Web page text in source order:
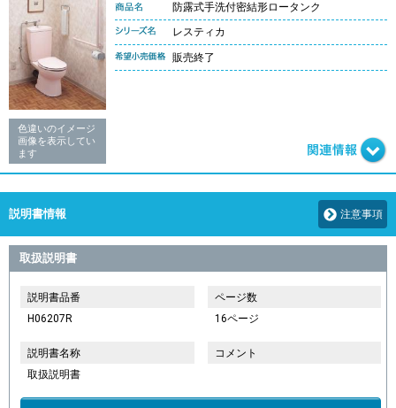
色違いのイメージ
画像を表示してい
ます
防露式手洗付密結形ロータンク
レスティカ
販売終了
説明書情報 注意事項
取扱説明書
説明書品番
H06207R
ページ数
16ページ
説明書名称
取扱説明書
コメント